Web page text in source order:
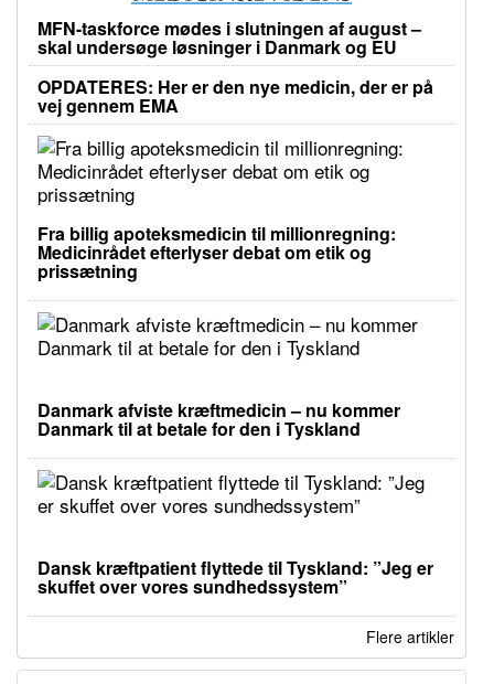
MFN-taskforce mødes i slutningen af august –
skal undersøge løsninger i Danmark og EU
OPDATERES: Her er den nye medicin, der er på
vej gennem EMA
Fra billig apoteksmedicin til millionregning:
Medicinrådet efterlyser debat om etik og
prissætning
Danmark afviste kræftmedicin – nu kommer
Danmark til at betale for den i Tyskland
Dansk kræftpatient flyttede til Tyskland: ”Jeg er
skuffet over vores sundhedssystem”
Flere artikler